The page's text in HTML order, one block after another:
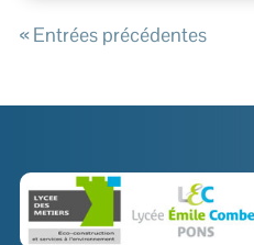
« Entrées précédentes